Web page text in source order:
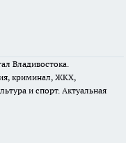
Владивостока.
криминал, ЖКХ,
и спорт. Актуальная